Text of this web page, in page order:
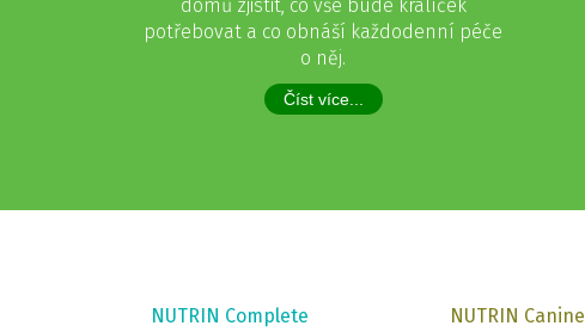
domů zjistit, co vše bude králíček
potřebovat a co obnáší každodenní péče
o něj.
Číst více...
NUTRIN Complete
NUTRIN Canine